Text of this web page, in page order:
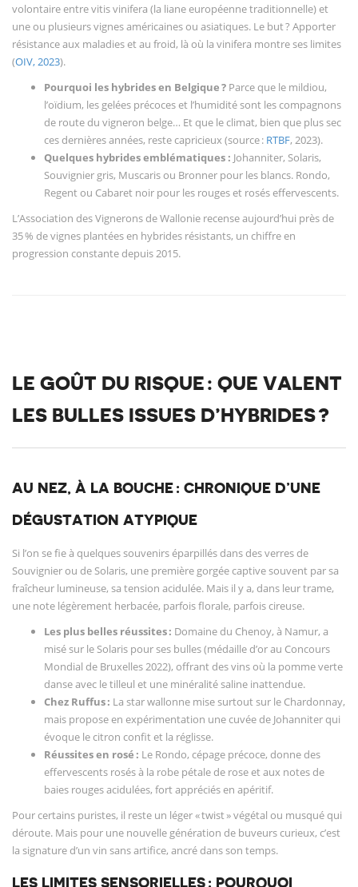
volontaire entre vitis vinifera (la liane européenne traditionnelle) et
une ou plusieurs vignes américaines ou asiatiques. Le but ? Apporter
résistance aux maladies et au froid, là où la vinifera montre ses limites
(OIV, 2023).
Pourquoi les hybrides en Belgique ? Parce que le mildiou,
l’oïdium, les gelées précoces et l’humidité sont les compagnons
de route du vigneron belge… Et que le climat, bien que plus sec
ces dernières années, reste capricieux (source : RTBF, 2023).
Quelques hybrides emblématiques : Johanniter, Solaris,
Souvignier gris, Muscaris ou Bronner pour les blancs. Rondo,
Regent ou Cabaret noir pour les rouges et rosés effervescents.
L’Association des Vignerons de Wallonie recense aujourd’hui près de
35 % de vignes plantées en hybrides résistants, un chiffre en
progression constante depuis 2015.
LE GOÛT DU RISQUE : QUE VALENT
LES BULLES ISSUES D’HYBRIDES ?
AU NEZ, À LA BOUCHE : CHRONIQUE D’UNE
DÉGUSTATION ATYPIQUE
Si l’on se fie à quelques souvenirs éparpillés dans des verres de
Souvignier ou de Solaris, une première gorgée captive souvent par sa
fraîcheur lumineuse, sa tension acidulée. Mais il y a, dans leur trame,
une note légèrement herbacée, parfois florale, parfois cireuse.
Les plus belles réussites : Domaine du Chenoy, à Namur, a
misé sur le Solaris pour ses bulles (médaille d’or au Concours
Mondial de Bruxelles 2022), offrant des vins où la pomme verte
danse avec le tilleul et une minéralité saline inattendue.
Chez Ruffus : La star wallonne mise surtout sur le Chardonnay,
mais propose en expérimentation une cuvée de Johanniter qui
évoque le citron confit et la réglisse.
Réussites en rosé : Le Rondo, cépage précoce, donne des
effervescents rosés à la robe pétale de rose et aux notes de
baies rouges acidulées, fort appréciés en apéritif.
Pour certains puristes, il reste un léger « twist » végétal ou musqué qui
déroute. Mais pour une nouvelle génération de buveurs curieux, c’est
la signature d’un vin sans artifice, ancré dans son temps.
LES LIMITES SENSORIELLES : POURQUOI